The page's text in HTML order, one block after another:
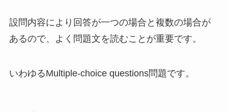
設問内容により 回答が一つの場合と複数の場合が
あるので、よく問題文を読むことが重要です。
いわゆるMultiple-choice questions問題です。